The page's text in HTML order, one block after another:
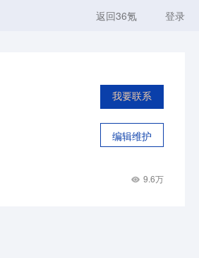
返回36氪 登录
我要联系
编辑维护
9.6万